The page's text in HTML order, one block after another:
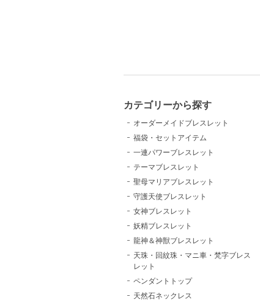
カテゴリーから探す
オーダーメイドブレスレット
福袋・セットアイテム
一連パワーブレスレット
テーマブレスレット
聖母マリアブレスレット
守護天使ブレスレット
女神ブレスレット
妖精ブレスレット
龍神＆神獣ブレスレット
天珠・回紋珠・マニ車・梵字ブレス
レット
ペンダントトップ
天然石ネックレス